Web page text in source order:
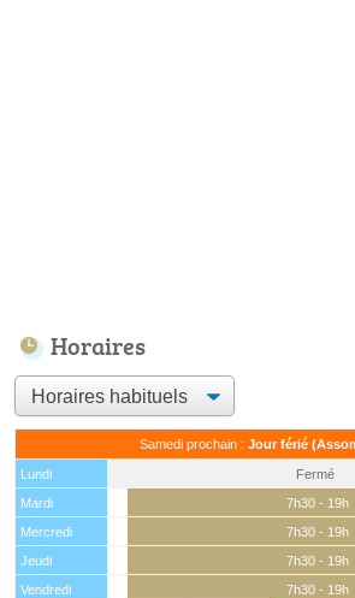
Horaires
Samedi prochain : Jour férié
Lundi
Fermé
Mardi
7h30 - 19h
Mercredi
7h30 - 19h
Jeudi
7h30 - 19h
Vendredi
7h30 - 19h